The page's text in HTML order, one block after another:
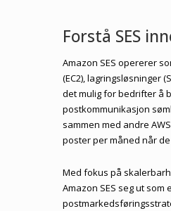
Forstå SES
Amazon SES opererer
(EC2), lagringsløsninger
det mulig for bedrifter å
postkommunikasjon
sammen med andre
poster per måned når
Med fokus på
Amazon SES seg ut